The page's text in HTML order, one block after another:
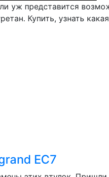
уж представится
Купить, узнать
EC7